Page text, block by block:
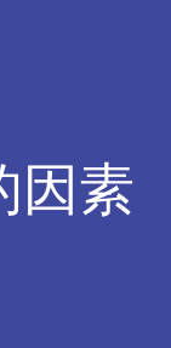
因素